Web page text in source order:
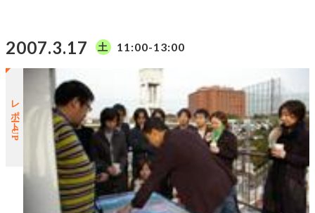
2007.3.17 土 11:00-13:00
レポートUP